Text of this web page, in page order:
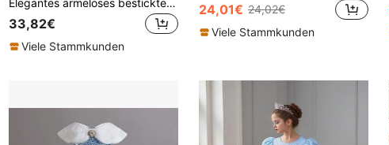
33,82€
Viele Stammkunden
24,01€ 24,02€
Viele Stammkunden